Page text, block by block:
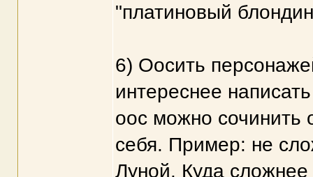
"платиновый
6) Оосить
интереснее
оос можно сочинить
себя. Пример: не
Луной. Куда сложнее